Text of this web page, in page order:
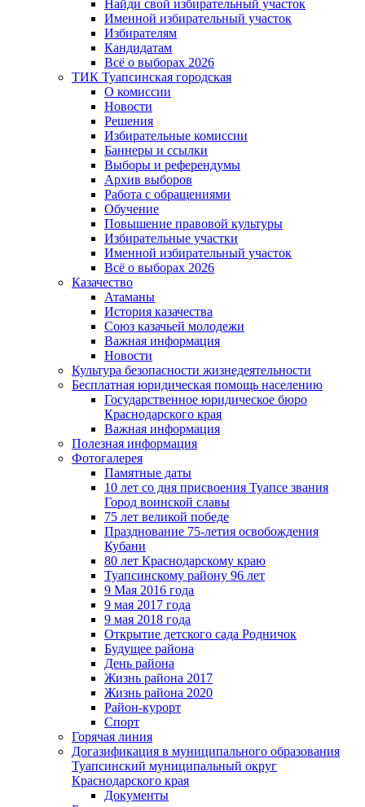
Найди свой избирательный участок
Именной избирательный участок
Избирателям
Кандидатам
Всё о выборах 2026
ТИК Туапсинская городская
О комиссии
Новости
Решения
Избирательные комиссии
Баннеры и ссылки
Выборы и референдумы
Архив выборов
Работа с обращениями
Обучение
Повышение правовой культуры
Избирательные участки
Именной избирательный участок
Всё о выборах 2026
Казачество
Атаманы
История казачества
Союз казачьей молодежи
Важная информация
Новости
Культура безопасности жизнедеятельности
Бесплатная юридическая помощь населению
Государственное юридическое бюро
Краснодарского края
Важная информация
Полезная информация
Фотогалерея
Памятные даты
10 лет со дня присвоения Туапсе звания
Город воинской славы
75 лет великой победе
Празднование 75-летия освобождения
Кубани
80 лет Краснодарскому краю
Туапсинскому району 96 лет
9 Мая 2016 года
9 мая 2017 года
9 мая 2018 года
Открытие детского сада Родничок
Будущее района
День района
Жизнь района 2017
Жизнь района 2020
Район-курорт
Спорт
Горячая линия
Догазификация в муниципального образования
Туапсинский муниципальный округ
Краснодарского края
Документы